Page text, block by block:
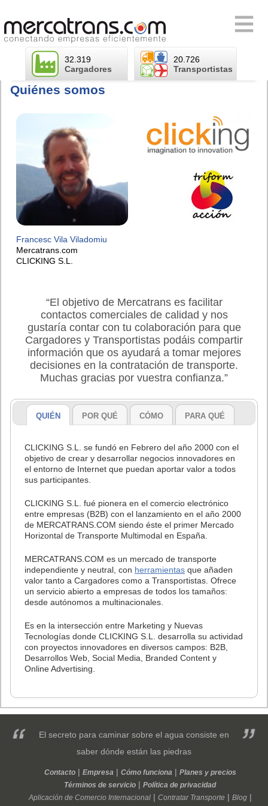
content
Primary
Menu
32.319
Cargadores
20.726
Transportistas
Quiénes somos
Francesc Vila Viladomiu
Mercatrans.com
CLICKING S.L.
“El objetivo de Mercatrans es facilitar
contactos comerciales de calidad y nos
gustaría contar con tu colaboración para que
Cargadores y Transportistas podáis compartir
información que os ayudará a tomar mejores
decisiones en la contratación de transporte.
Muchas gracias por vuestra confianza.”
QUIÉN POR QUÉ CÓMO PARA QUÉ
CLICKING S.L. se fundó en Febrero del año 2000 con el
objetivo de crear y desarrollar negocios innovadores en
el entorno de Internet que puedan aportar valor a todos
sus participantes.
CLICKING S.L. fué pionera en el comercio electrónico
entre empresas (B2B) con el lanzamiento en el año 2000
de MERCATRANS.COM siendo éste el primer Mercado
Horizontal de Transporte Multimodal en España.
MERCATRANS.COM es un mercado de transporte
independiente y neutral, con herramientas que añaden
valor tanto a Cargadores como a Transportistas. Ofrece
un servicio abierto a empresas de todos los tamaños:
desde autónomos a multinacionales.
Es en la intersección entre Marketing y Nuevas
Tecnologías donde CLICKING S.L. desarrolla su actividad
con proyectos innovadores en diversos campos: B2B,
Desarrollos Web, Social Media, Branded Content y
Online Advertising.
El secreto para caminar sobre el agua consiste en
saber dónde están las piedras
Contacto Empresa Cómo funciona
Planes y precios
Términos de servicio
Política de privacidad
Aplicación de Comercio Internacional
Contratar Transporte
Blog